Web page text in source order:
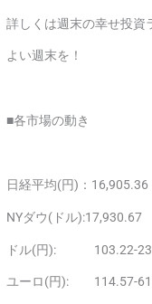
詳しくは週末の幸せ投資
よい週末を！
■各市場の動き
日経平均(円)：
NYダウ(ドル
ドル(円):
ユーロ(円):